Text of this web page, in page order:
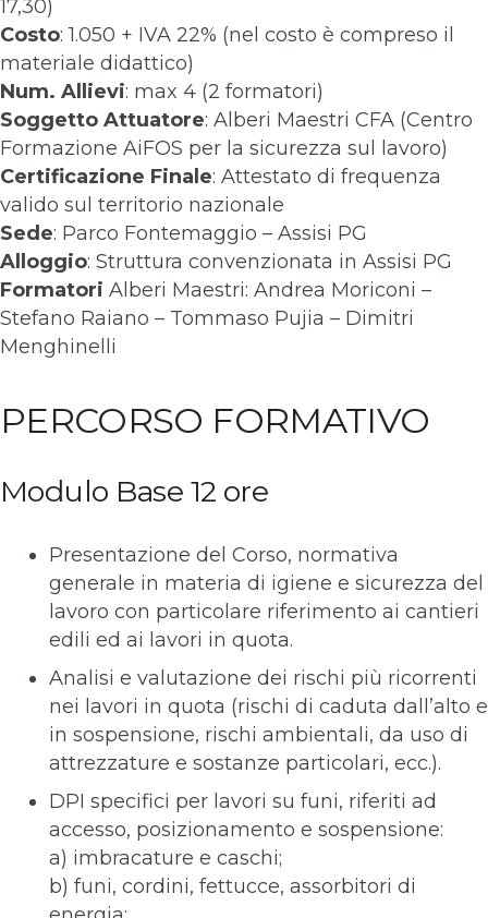
17,30)
Costo: 1.050 + IVA 22% (nel costo è compreso il
materiale didattico)
Num. Allievi: max 4 (2 formatori)
Soggetto Attuatore: Alberi Maestri CFA (Centro
Formazione AiFOS per la sicurezza sul lavoro)
Certificazione Finale: Attestato di frequenza
valido sul territorio nazionale
Sede: Parco Fontemaggio – Assisi PG
Alloggio: Struttura convenzionata in Assisi PG
Formatori Alberi Maestri: Andrea Moriconi –
Stefano Raiano – Tommaso Pujia – Dimitri
Menghinelli
PERCORSO FORMATIVO
Modulo Base 12 ore
Presentazione del Corso, normativa
generale in materia di igiene e sicurezza del
lavoro con particolare riferimento ai cantieri
edili ed ai lavori in quota.
Analisi e valutazione dei rischi più ricorrenti
nei lavori in quota (rischi di caduta dall’alto e
in sospensione, rischi ambientali, da uso di
attrezzature e sostanze particolari, ecc.).
DPI specifici per lavori su funi, riferiti ad
accesso, posizionamento e sospensione:
a) imbracature e caschi;
b) funi, cordini, fettucce, assorbitori di